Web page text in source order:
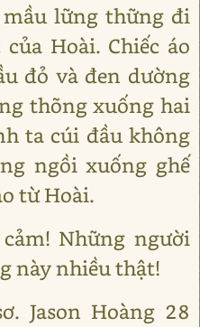
mầu lững thững đi
Hoài. Chiếc áo
đỏ và đen dường
thõng xuống hai
ta cúi đầu không
ngồi xuống ghế
từ Hoài.
Những người
này nhiều thật!
Jason Hoàng 28